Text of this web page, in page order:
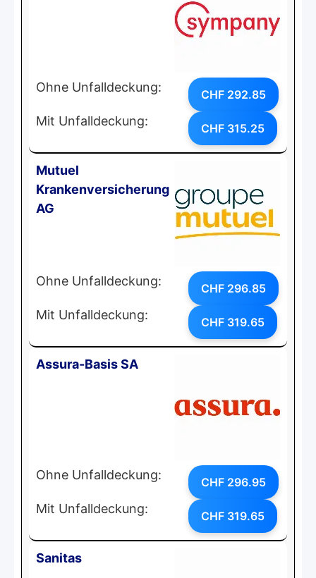
Ohne Unfalldeckung: CHF 292.85
Mit Unfalldeckung: CHF 315.25
Mutuel
Krankenversicherung
AG
Ohne Unfalldeckung: CHF 296.85
Mit Unfalldeckung: CHF 319.65
Assura-Basis SA
Ohne Unfalldeckung: CHF 296.95
Mit Unfalldeckung: CHF 319.65
Sanitas